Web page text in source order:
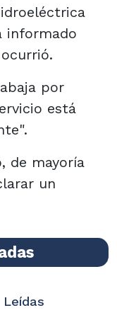
informado
por
está
de mayoría
un
Leídas